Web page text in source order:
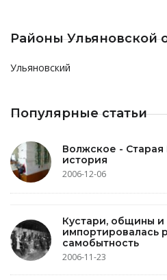
Районы Ульяновской
Ульяновский
Популярные статьи
Волжское - Старая
история
2006-12-06
Кустари, общины и
импортировалась
самобытность
2006-11-23